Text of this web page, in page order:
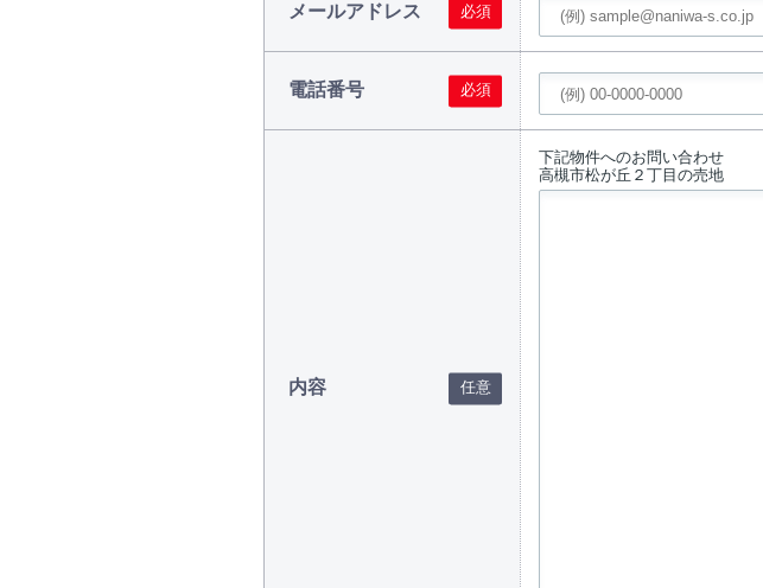
メールアドレス
電話番号
内容
下記物件へのお問い合わせ
高槻市松が丘２丁目の売地